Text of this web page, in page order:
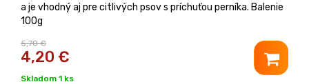
a je vhodný aj pre citlivých psov s príchuťou perníka. Balenie
100g
5,70 €
4,20 €
Skladom 1 ks